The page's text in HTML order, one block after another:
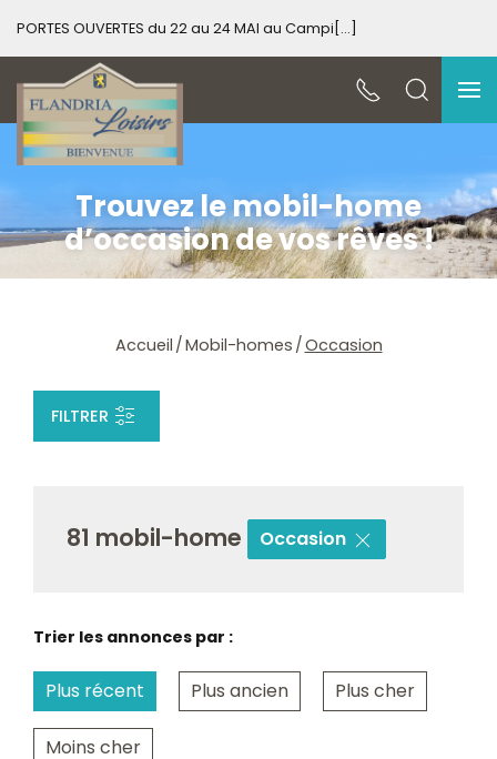
Spécial Occasion – Vente de Mobil Homes
Trouvez le mobil-home
d’occasion de vos rêves !
Accueil Mobil-homes Occasion
FILTRER
81 mobil-home Occasion
Trier les annonces par :
Plus récent Plus ancien Plus cher
Moins cher